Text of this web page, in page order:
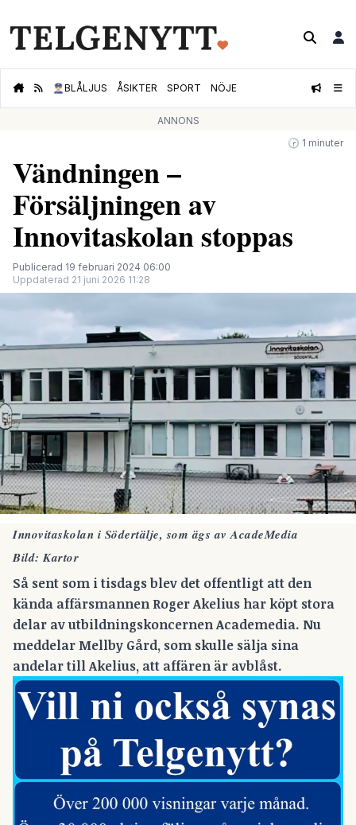
👮🏻‍♂️BLÅLJUS ÅSIKTER SPORT NÖJE
ANNONS
🕝 1 minuter
Vändningen –
Försäljningen av
Innovitaskolan stoppas
Publicerad 19 februari 2024 06:00
Uppdaterad 21 juni 2026 11:28
Innovitaskolan i Södertälje, som ägs av AcadeMedia
Bild: Kartor
Så sent som i tisdags blev det offentligt att den
kända affärsmannen Roger Akelius har köpt stora
delar av utbildningskoncernen Academedia. Nu
meddelar Mellby Gård, som skulle sälja sina
andelar till Akelius, att affären är avblåst.